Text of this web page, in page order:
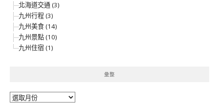
北海道交通 (3)
九州行程 (3)
九州美食 (14)
九州景點 (10)
九州住宿 (1)
彙整
彙